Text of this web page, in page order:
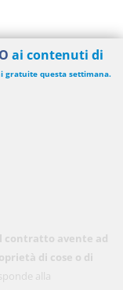
contratto avente ad
di cose o di
alla
ai contenuti di
gratuite questa settimana.